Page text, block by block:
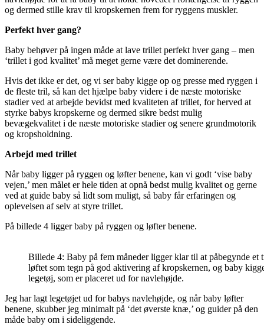
og dermed stille krav til kropskernen frem for ryggens muskler.
Perfekt hver gang?
Baby behøver på ingen måde at lave trillet perfekt hver gang – men
‘trillet i god kvalitet’ må meget gerne være det dominerende.
Hvis det ikke er det, og vi ser baby kigge op og presse med ryggen i
de fleste tril, så kan det hjælpe baby videre i de næste motoriske
stadier ved at arbejde bevidst med kvaliteten af trillet, for herved at
styrke babys kropskerne og dermed sikre bedst mulig
bevægekvalitet i de næste motoriske stadier og senere grundmotorik
og kropsholdning.
Arbejd med trillet
Når baby ligger på ryggen og løfter benene, kan vi godt ‘vise baby
vejen,’ men målet er hele tiden at opnå bedst mulig kvalitet og gerne
ved at guide baby så lidt som muligt, så baby får erfaringen og
oplevelsen af selv at styre trillet.
På billede 4 ligger baby på ryggen og løfter benene.
Billede 4: Baby på fem måneder ligger klar til at påbegynde et
løftet som tegn på god aktivering af kropskernen, og baby
legetøj, som er placeret ud for navlehøjde.
Jeg har lagt legetøjet ud for babys navlehøjde, og når baby løfter
benene, skubber jeg minimalt på ‘det øverste knæ,’ og guider på den
måde baby om i sideliggende.